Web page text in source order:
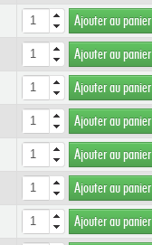
Ajouter au panier
Ajouter au panier
Ajouter au panier
Ajouter au panier
Ajouter au panier
Ajouter au panier
Ajouter au panier